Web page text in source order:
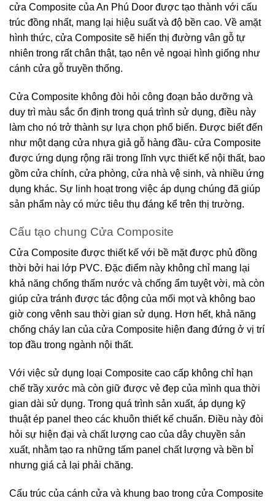
cửa Composite của An Phú Door được tạo thành với cấu
trúc đồng nhất, mang lại hiệu suất và độ bền cao. Về amặt
hình thức, cửa Composite sẽ hiển thị đường vân gỗ tự
nhiên trong rất chân thật, tạo nên vẻ ngoại hình giống như
cánh cửa gỗ truyền thống.
Cửa Composite không đòi hỏi công đoạn bảo dưỡng và
duy trì màu sắc ổn định trong quá trình sử dụng, điều này
làm cho nó trở thành sự lựa chọn phổ biến. Được biết đến
như một dạng cửa nhựa giả gỗ hàng đầu- cửa Composite
được ứng dụng rộng rãi trong lĩnh vực thiết kế nội thất, bao
gồm cửa chính, cửa phòng, cửa nhà vệ sinh, và nhiều ứng
dụng khác. Sự linh hoạt trong việc áp dụng chúng đã giúp
sản phẩm này có mức tiêu thụ đáng kể trên thị trường.
Cấu tạo chung Cửa Composite
Cửa Composite được thiết kế với bề mặt được phủ đồng
thời bởi hai lớp PVC. Đặc điểm này không chỉ mang lại
khả năng chống thấm nước và chống ẩm tuyệt vời, mà còn
giúp cửa tránh được tác động của mối mọt và không bao
giờ cong vênh sau thời gian sử dụng. Hơn hết, khả năng
chống cháy lan của cửa Composite hiện đang đứng ở vị trí
top đầu trong ngành nội thất.
Với việc sử dụng loại Composite cao cấp không chỉ hạn
chế trầy xước mà còn giữ được vẻ đẹp của mình qua thời
gian dài sử dụng. Trong quá trình sản xuất, áp dụng kỹ
thuật ép panel theo các khuôn thiết kế chuẩn. Điều này đòi
hỏi sự hiện đại và chất lượng cao của dây chuyền sản
xuất, nhằm tạo ra những tấm panel chất lượng và bền bỉ
nhưng giá cả lại phải chăng.
Cấu trúc của cánh cửa và khung bao trong cửa Composite